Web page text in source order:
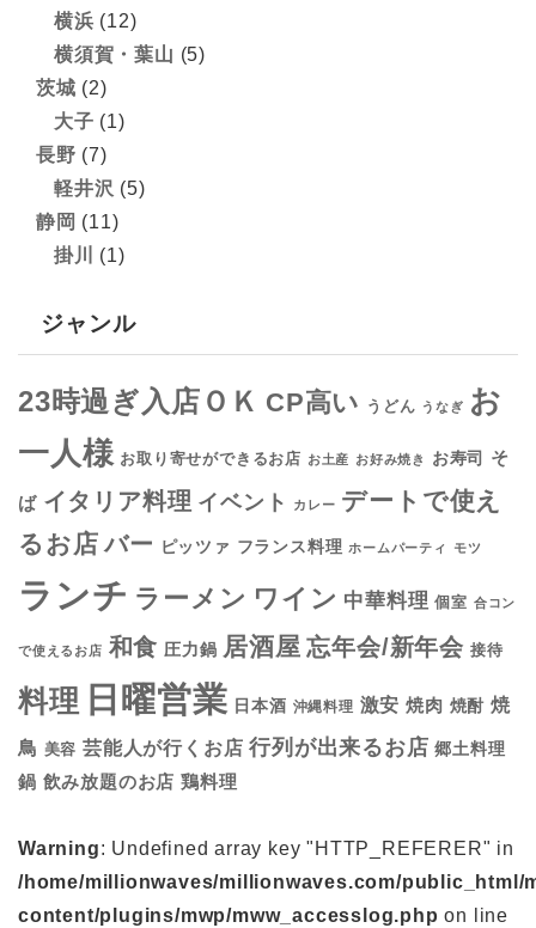
横浜 (12)
横須賀・葉山 (5)
茨城 (2)
大子 (1)
長野 (7)
軽井沢 (5)
静岡 (11)
掛川
(1)
ジャンル
23時過ぎ入店ＯＫ CP高い うどん うなぎ お
一人様 お取り寄せができるお店 お土産 お好み焼き お寿司 そ
ば イタリア料理 イベント カレー デートで使え
るお店 バー ピッツァ フランス料理 ホームパーティ モツ
ランチ ラーメン ワイン 中華料理 個室 合コン
で使えるお店 和食 圧力鍋 居酒屋 忘年会/新年会 接待
料理 日曜営業 日本酒 沖縄料理 激安 焼肉 焼酎 焼
鳥 美容 芸能人が行くお店 行列が出来るお店 郷土料理
鍋 飲み放題のお店 鶏料理
Warning: Undefined array key "HTTP_REFERER" in
/home/millionwaves/millionwaves.com/public_html/
content/plugins/mwp/mww_accesslog.php on line